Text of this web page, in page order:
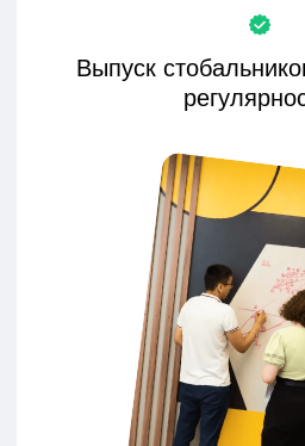
Хотите связаться с нами?
Мы также доступны через
мессенджеры:
ПОДГОТОВКА К ЕГЭ С
ЦЕНТРОМ ЛОГОС: